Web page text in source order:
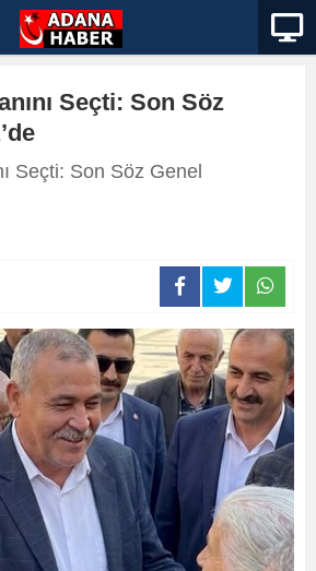
Seçti: Son Söz
Seçti: Son Söz Genel